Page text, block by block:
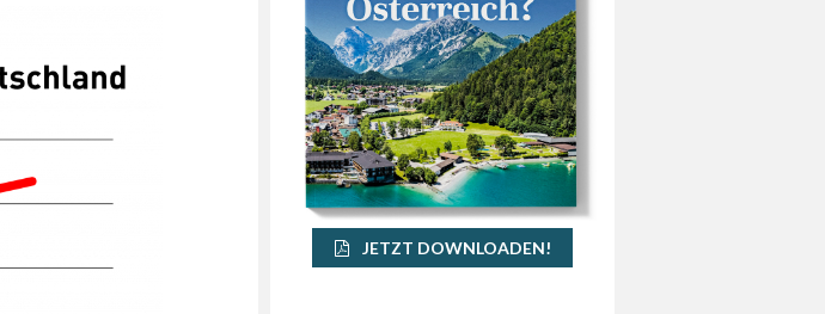
JETZT DOWNLOADEN!